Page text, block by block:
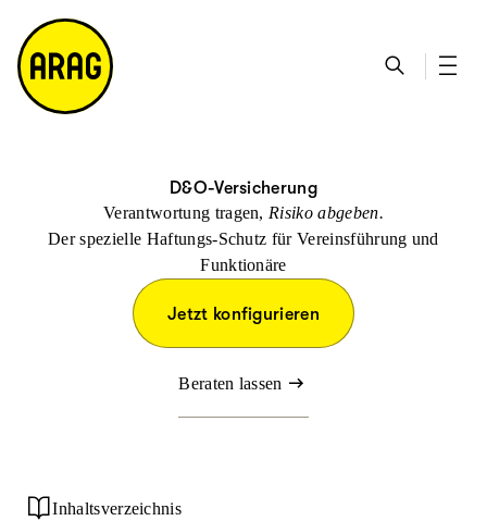
h
e
ta
k
ts
ei
te
e
m
a
p
D&O-Versicherung
Verantwortung tragen, Risiko abgeben.
Der spezielle Haftungs-Schutz für Vereinsführung und
Funktionäre
Jetzt konfigurieren
Beraten lassen
Inhaltsverzeichnis